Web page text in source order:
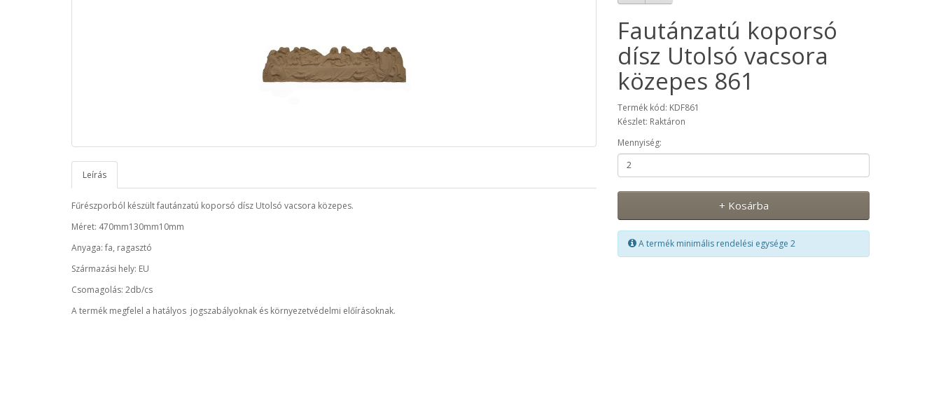
Leírás
Fűrészporból készült fautánzatú koporsó dísz Utolsó vacsora közepes.
Méret: 470mm130mm10mm
Anyaga: fa, ragasztó
Származási hely: EU
Csomagolás: 2db/cs
A termék megfelel a hatályos jogszabályoknak és környezetvédelmi előírásoknak.
Fautánzatú koporsó
dísz Utolsó vacsora
közepes 861
Termék kód: KDF861
Készlet: Raktáron
Mennyiség:
+ Kosárba
A termék minimális rendelési egysége 2